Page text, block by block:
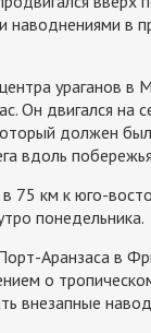
наводнениями в
ураганов в
Он двигался на
должен
вдоль
75 км к юго-
понедельника.
Аранзаса в
о
внезапные